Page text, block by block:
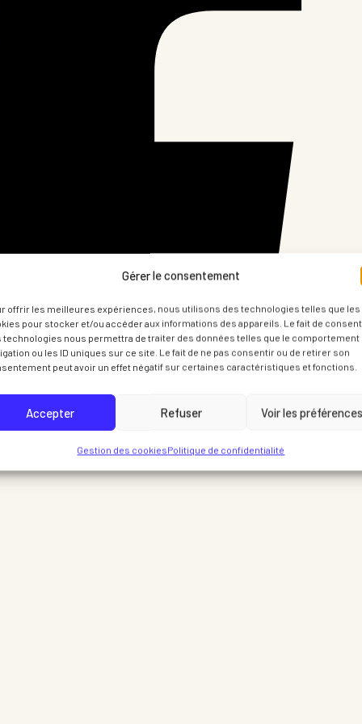
Gérer le consentement
offrir les meilleures expériences, nous utilisons des technologies telles que les
pour stocker et/ou accéder aux informations des appareils. Le fait de
technologies nous permettra de traiter des données telles que le comportement
ou les ID uniques sur ce site. Le fait de ne pas consentir ou de retirer son
peut avoir un effet négatif sur certaines caractéristiques et fonctions.
Accepter Refuser Voir les préférences
Gestion des cookiesPolitique de confidentialité